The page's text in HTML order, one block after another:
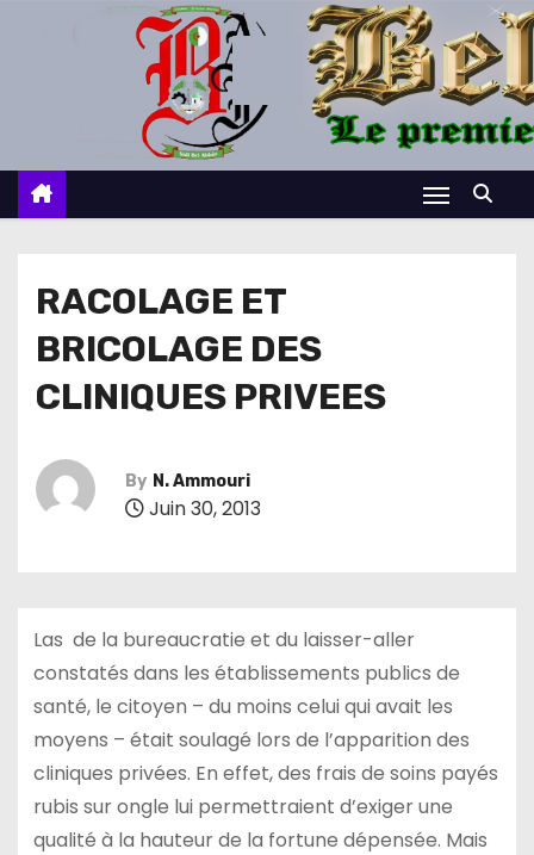
c
RACOLAGE ET
BRICOLAGE DES
CLINIQUES PRIVEES
By N. Ammouri
Juin 30, 2013
Las de la bureaucratie et du laisser-aller
constatés dans les établissements publics de
santé, le citoyen – du moins celui qui avait les
moyens – était soulagé lors de l’apparition des
cliniques privées. En effet, des frais de soins payés
rubis sur ongle lui permettraient d’exiger une
qualité à la hauteur de la fortune dépensée. Mais